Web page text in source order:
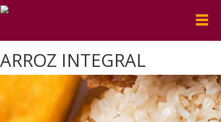
ARROZ INTEGRAL